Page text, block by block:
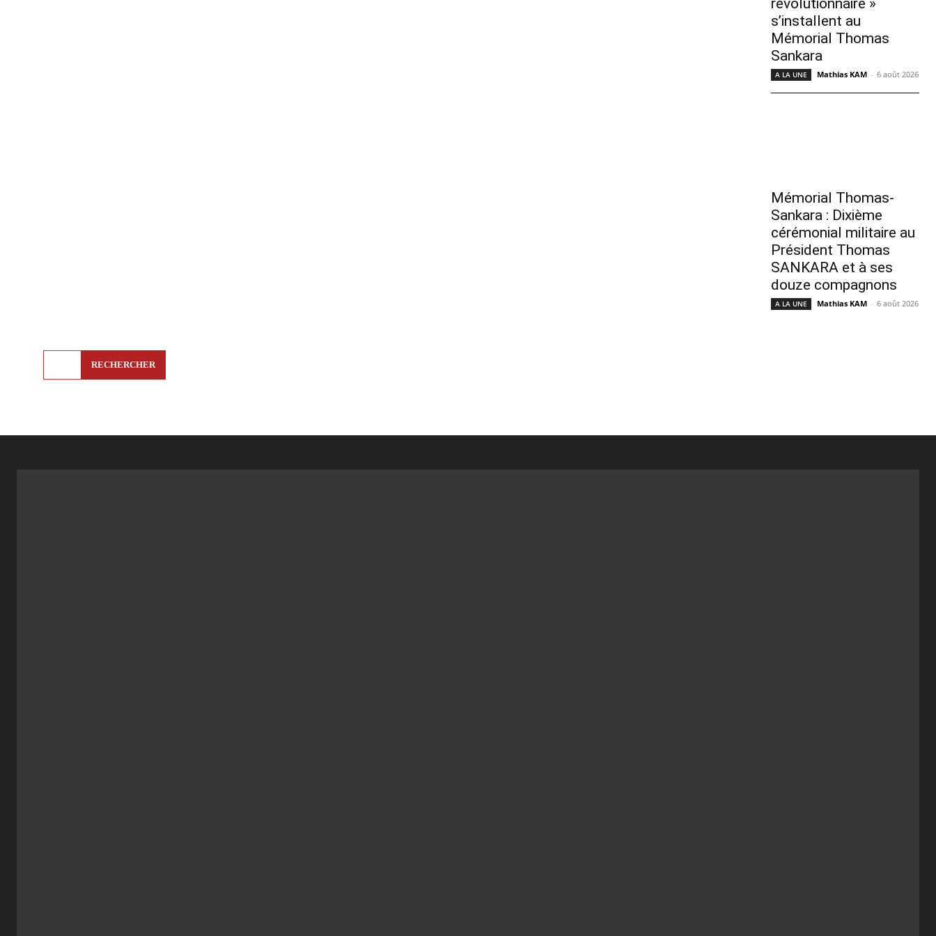
RECHERCHER
révolutionnaire »
s’installent au
Mémorial Thomas
Sankara
A LA UNE Mathias KAM - 6 août 2026
Mémorial Thomas-
Sankara : Dixième
cérémonial militaire au
Président Thomas
SANKARA et à ses
douze compagnons
A LA UNE Mathias KAM - 6 août 2026